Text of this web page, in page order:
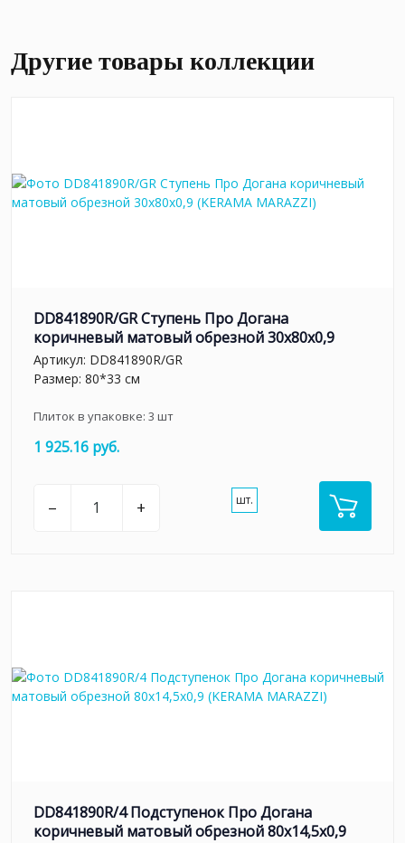
Другие товары коллекции
DD841890R/GR Ступень Про Догана
коричневый матовый обрезной 30x80x0,9
Артикул: DD841890R/GR
Размер: 80*33 см
Плиток в упаковке: 3 шт
1 925.16 руб.
– + шт.
DD841890R/4 Подступенок Про Догана
коричневый матовый обрезной 80x14,5x0,9